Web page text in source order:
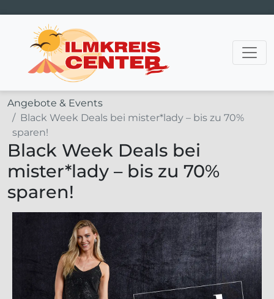
Hauptnavigation
Angebote & Events
Black Week Deals bei mister*lady – bis zu 70%
sparen!
Black Week Deals bei
mister*lady – bis zu 70%
sparen!